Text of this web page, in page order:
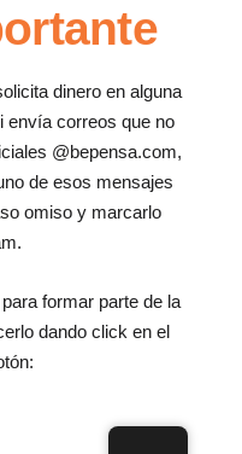
dinero en alguna
envía correos que no
@bepensa.com,
de esos mensajes
omiso y marcarlo
formar parte de la
dando click en el